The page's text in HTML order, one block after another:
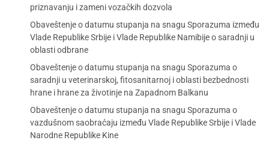
priznavanju i zameni vozačkih dozvola
Obaveštenje o datumu stupanja na snagu Sporazuma između
Vlade Republike Srbije i Vlade Republike Namibije o saradnji u
oblasti odbrane
Obaveštenje o datumu stupanja na snagu Sporazuma o
saradnji u veterinarskoj, fitosanitarnoj i oblasti bezbednosti
hrane i hrane za životinje na Zapadnom Balkanu
Obaveštenje o datumu stupanja na snagu Sporazuma o
vazdušnom saobraćaju između Vlade Republike Srbije i Vlade
Narodne Republike Kine